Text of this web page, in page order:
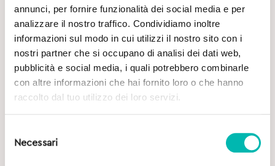
annunci, per fornire funzionalità dei social media e per
analizzare il nostro traffico. Condividiamo inoltre
informazioni sul modo in cui utilizzi il nostro sito con i
nostri partner che si occupano di analisi dei dati web,
pubblicità e social media, i quali potrebbero combinarle
con altre informazioni che hai fornito loro o che hanno
raccolto dal tuo utilizzo dei loro servizi.
delNecessari
Potrebbe Interessarti